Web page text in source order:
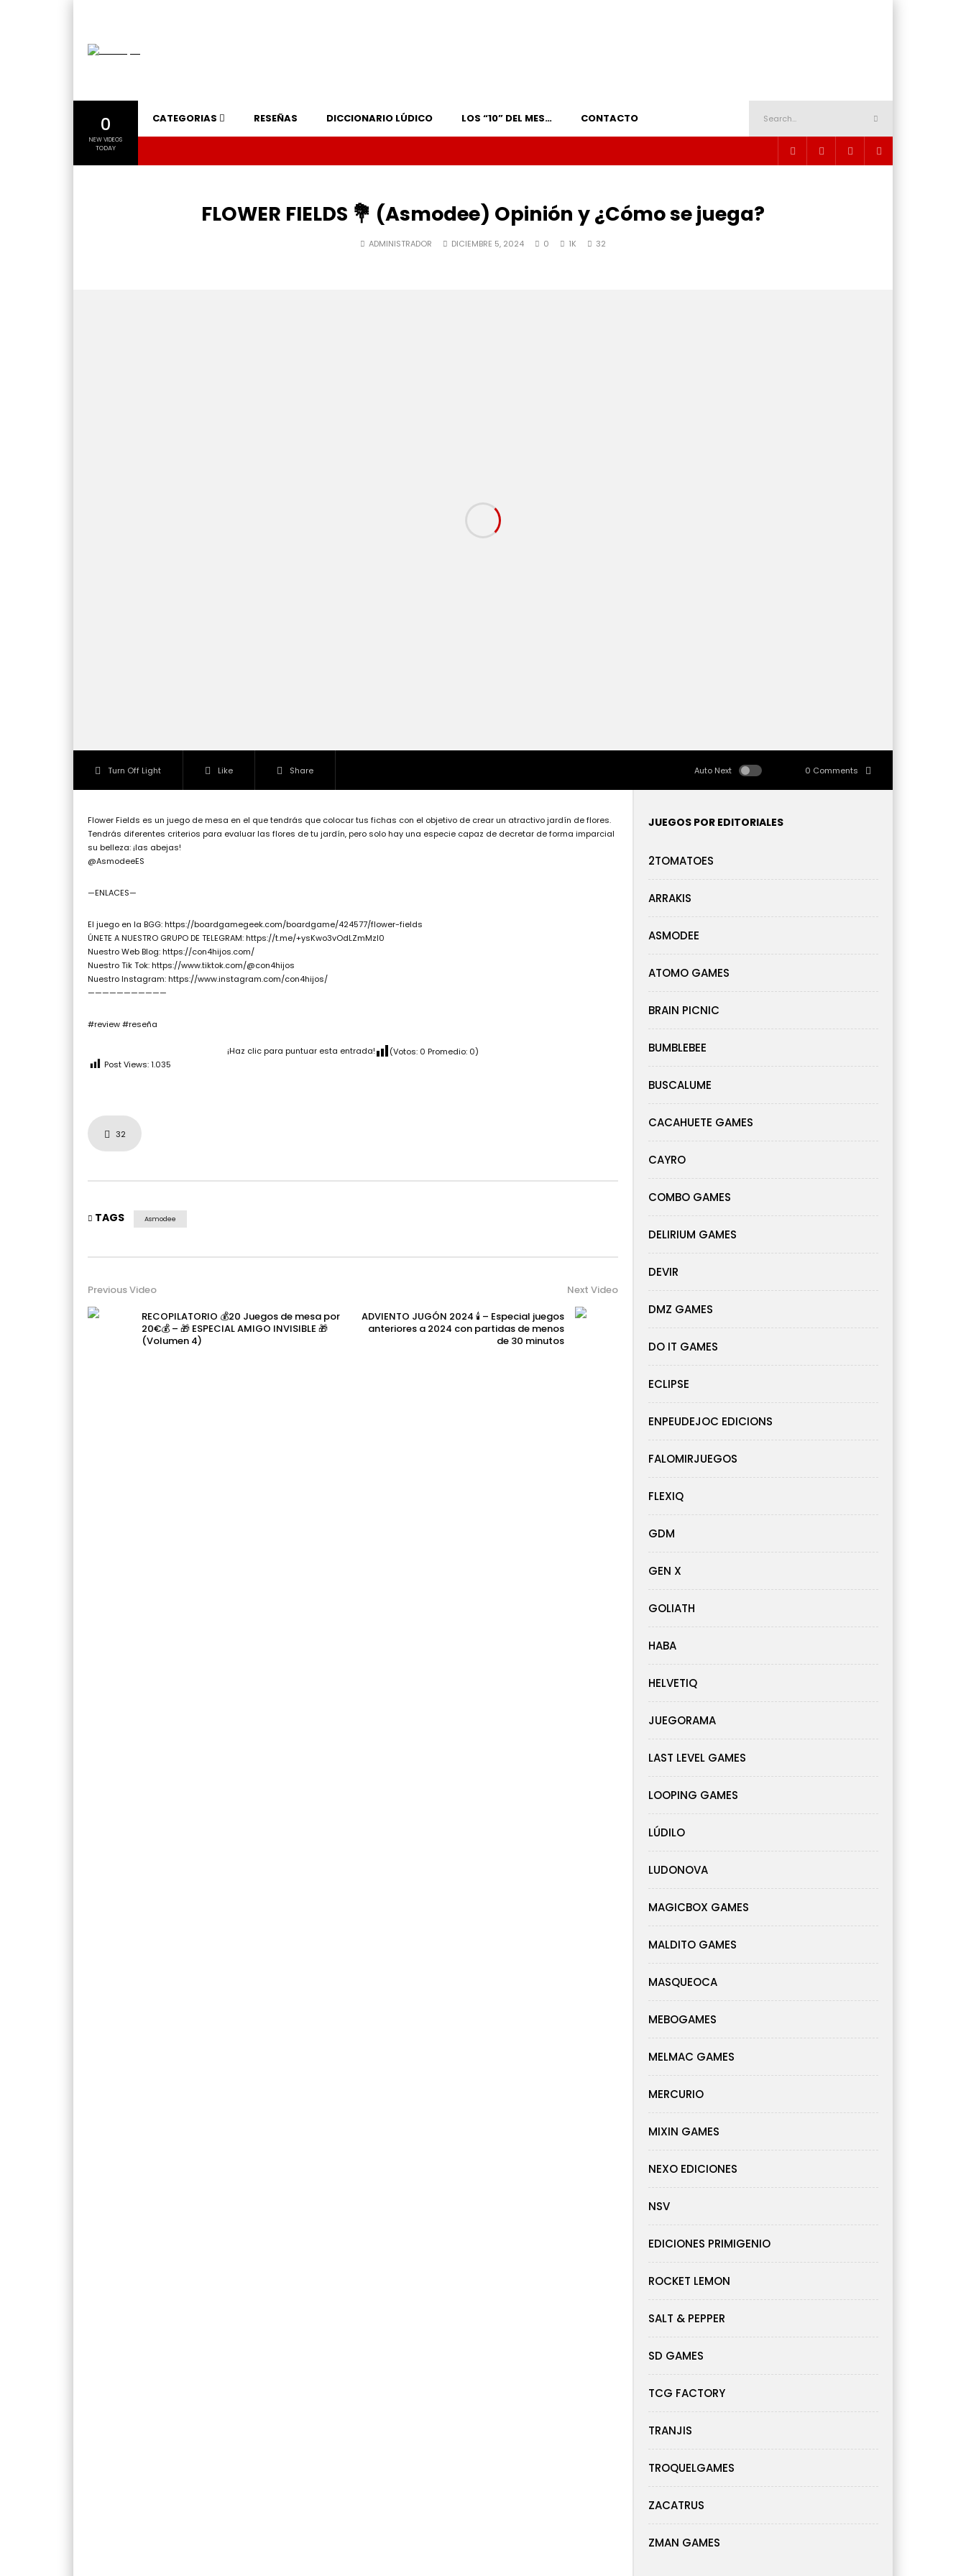
0
NEW VIDEOS
TODAY
CATEGORIAS RESEÑAS DICCIONARIO LÚDICO LOS “10” DEL MES… CONTACTO
FLOWER FIELDS 💐 (Asmodee) Opinión y ¿Cómo se juega?
ADMINISTRADOR DICIEMBRE 5, 2024 0 1K 32
Turn Off Light Like Share Auto Next 0 Comments
Flower Fields es un juego de mesa en el que tendrás que colocar tus fichas con el objetivo de crear un atractivo jardín de flores.
Tendrás diferentes criterios para evaluar las flores de tu jardín, pero solo hay una especie capaz de decretar de forma imparcial
su belleza: ¡las abejas!
@AsmodeeES
—ENLACES—
El juego en la BGG: https://boardgamegeek.com/boardgame/424577/flower-fields
ÚNETE A NUESTRO GRUPO DE TELEGRAM: https://t.me/+ysKwo3vOdLZmMzI0
Nuestro Web Blog: https://con4hijos.com/
Nuestro Tik Tok: https://www.tiktok.com/@con4hijos
Nuestro Instagram: https://www.instagram.com/con4hijos/
———————————
#review #reseña
¡Haz clic para puntuar esta entrada! (Votos: 0 Promedio: 0)
Post Views:1.035
32
TAGS Asmodee
Previous Video
RECOPILATORIO 💰20 Juegos de mesa por
20€💰 – 🎁 ESPECIAL AMIGO INVISIBLE 🎁
(Volumen 4)
Next Video
ADVIENTO JUGÓN 2024 🕯️ – Especial juegos
anteriores a 2024 con partidas de menos
de 30 minutos
JUEGOS POR EDITORIALES
2TOMATOES
ARRAKIS
ASMODEE
ATOMO GAMES
BRAIN PICNIC
BUMBLEBEE
BUSCALUME
CACAHUETE GAMES
CAYRO
COMBO GAMES
DELIRIUM GAMES
DEVIR
DMZ GAMES
DO IT GAMES
ECLIPSE
ENPEUDEJOC EDICIONS
FALOMIRJUEGOS
FLEXIQ
GDM
GEN X
GOLIATH
HABA
HELVETIQ
JUEGORAMA
LAST LEVEL GAMES
LOOPING GAMES
LÚDILO
LUDONOVA
MAGICBOX GAMES
MALDITO GAMES
MASQUEOCA
MEBOGAMES
MELMAC GAMES
MERCURIO
MIXIN GAMES
NEXO EDICIONES
NSV
EDICIONES PRIMIGENIO
ROCKET LEMON
SALT & PEPPER
SD GAMES
TCG FACTORY
TRANJIS
TROQUELGAMES
ZACATRUS
ZMAN GAMES